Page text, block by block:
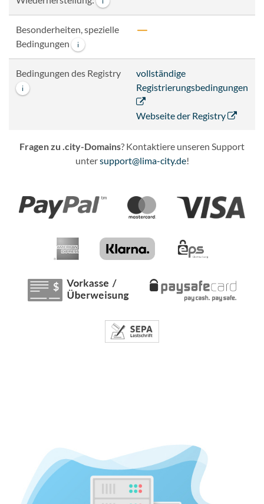
Besonderheiten, spezielle
Bedingungen
i
Bedingungen des Registry
i
vollständige
Registrierungsbedingungen
Webseite der Registry
Fragen zu .city-Domains? Kontaktiere unseren Support
untersupport@lima-city.de!